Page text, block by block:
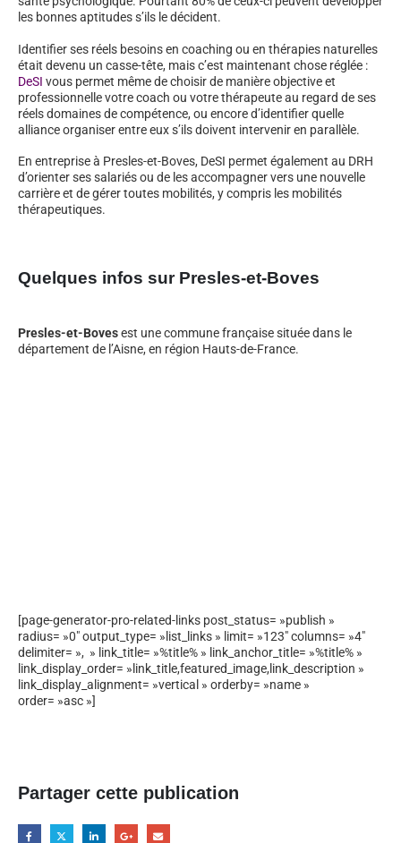
les bonnes aptitudes s’ils le décident.
Identifier ses réels besoins en coaching ou en thérapies naturelles
était devenu un casse-tête, mais c’est maintenant chose réglée :
DeSI vous permet même de choisir de manière objective et
professionnelle votre coach ou votre thérapeute au regard de ses
réels domaines de compétence, ou encore d’identifier quelle
alliance organiser entre eux s’ils doivent intervenir en parallèle.
En entreprise à Presles-et-Boves, DeSI permet également au DRH
d’orienter ses salariés ou de les accompagner vers une nouvelle
carrière et de gérer toutes mobilités, y compris les mobilités
thérapeutiques.
Quelques infos sur Presles-et-Boves
Presles-et-Bovesest une commune française située dans le
département de l’Aisne, en région Hauts-de-France.
[page-generator-pro-related-links post_status= »publish »
radius= »0″ output_type= »list_links » limit= »123″ columns= »4″
delimiter= », » link_title= »%title% » link_anchor_title= »%title% »
link_display_order= »link_title,featured_image,link_description »
link_display_alignment= »vertical » orderby= »name »
order= »asc »]
Partager cette publication